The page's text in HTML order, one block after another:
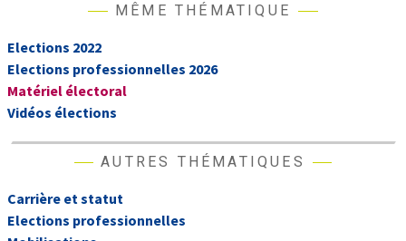
MÊME THÉMATIQUE
Elections 2022
Elections professionnelles 2026
Matériel électoral
Vidéos élections
AUTRES THÉMATIQUES
Carrière et statut
Elections professionnelles